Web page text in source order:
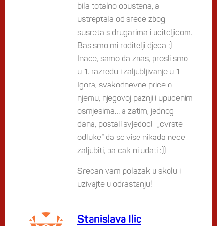
bila totalno opustena, a
ustreptala od srece zbog
susreta s drugarima i uciteljicom.
Bas smo mi roditelji djeca :)
Inace, samo da znas, prosli smo
u 1. razredu i zaljubljivanje u 1
Igora, svakodnevne price o
njemu, njegovoj paznji i upucenim
osmjesima… a zatim, jednog
dana, postali svjedoci i „cvrste
odluke“ da se vise nikada nece
zaljubiti, pa cak ni udati :))
Srecan vam polazak u skolu i
uzivajte u odrastanju!
Stanislava Ilic